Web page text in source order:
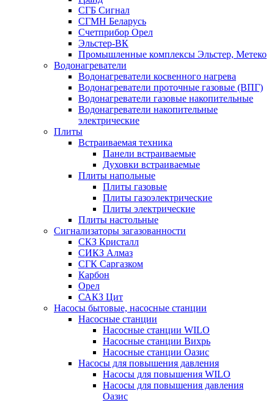
СГБ Сигнал
СГМН Беларусь
Счетприбор Орел
Эльстер-ВК
Промышленные комплексы Эльстер, Метеко
Водонагреватели
Водонагреватели косвенного нагрева
Водонагреватели проточные газовые (ВПГ)
Водонагреватели газовые накопительные
Водонагреватели накопительные
электрические
Плиты
Встраиваемая техника
Панели встраиваемые
Духовки встраиваемые
Плиты напольные
Плиты газовые
Плиты газоэлектрические
Плиты электрические
Плиты настольные
Сигнализаторы загазованности
СКЗ Кристалл
СИКЗ Алмаз
СГК Саргазком
Карбон
Орел
САКЗ Цит
Насосы бытовые, насосные станции
Насосные станции
Насосные станции WILO
Насосные станции Вихрь
Насосные станции Оазис
Насосы для повышения давления
Насосы для повышения WILO
Насосы для повышения давления
Оазис